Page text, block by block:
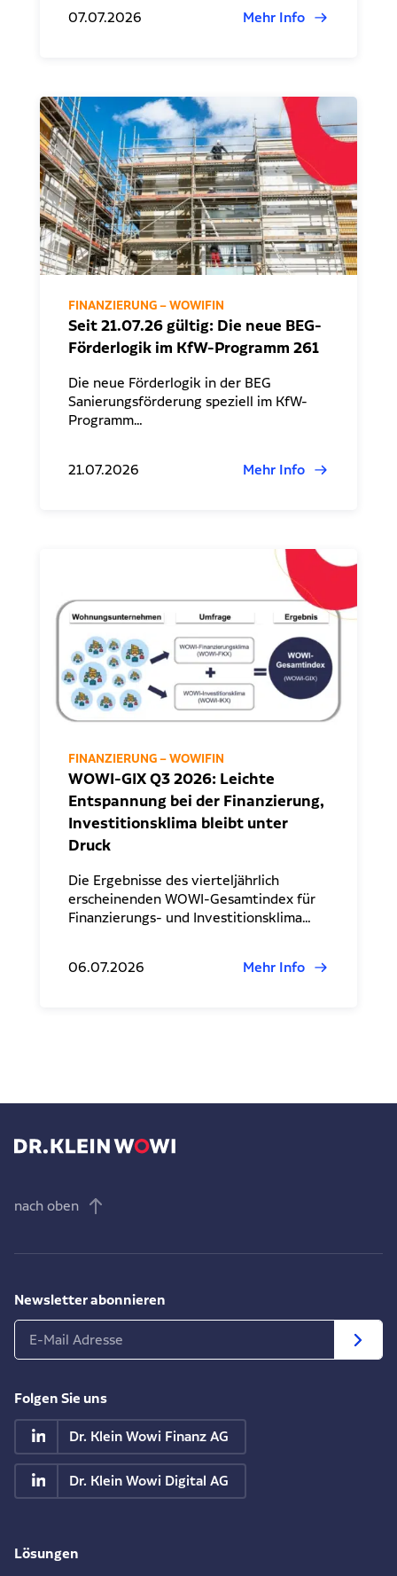
07.07.2026 Mehr Info
FINANZIERUNG – WOWIFIN
Seit 21.07.26 gültig: Die neue BEG-
Förderlogik im KfW-Programm 261
Die neue Förderlogik in der BEG
Sanierungsförderung speziell im KfW-
Programm…
21.07.2026 Mehr Info
FINANZIERUNG – WOWIFIN
WOWI-GIX Q3 2026: Leichte
Entspannung bei der Finanzierung,
Investitionsklima bleibt unter
Druck
Die Ergebnisse des vierteljährlich
erscheinenden WOWI-Gesamtindex für
Finanzierungs- und Investitionsklima…
06.07.2026 Mehr Info
nach oben
Newsletter abonnieren
Folgen Sie uns
Dr. Klein Wowi Finanz AG
Dr. Klein Wowi Digital AG
Lösungen